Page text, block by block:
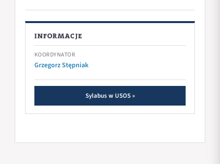
INFORMACJE
KOORDYNATOR
Grzegorz Stępniak
Sylabus w USOS »